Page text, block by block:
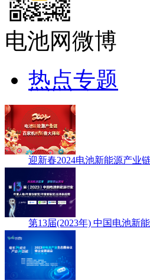
电池网微博
热点专题
迎新春2024电池新能源产业
第13届(2023年) 中国电池新